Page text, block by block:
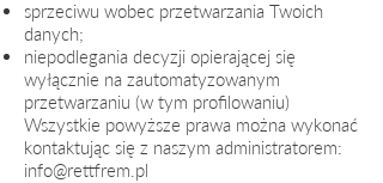
sprzeciwu wobec przetwarzania Twoich
danych;
niepodlegania decyzji opierającej się
wyłącznie na zautomatyzowanym
przetwarzaniu (w tym profilowaniu)
Wszystkie powyższe prawa można wykonać
kontaktując się z naszym administratorem:
info@rettfrem.pl